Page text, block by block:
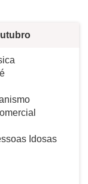
Idosas